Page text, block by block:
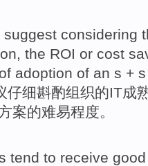
suggest considering
, the ROI or cost
of adoption of an s +
仔细斟酌组织的IT成
案的难易程度。
tend to receive